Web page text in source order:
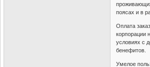
поясах и в
Оплата
корпорации
условиях с
бенефитов.
Умелое